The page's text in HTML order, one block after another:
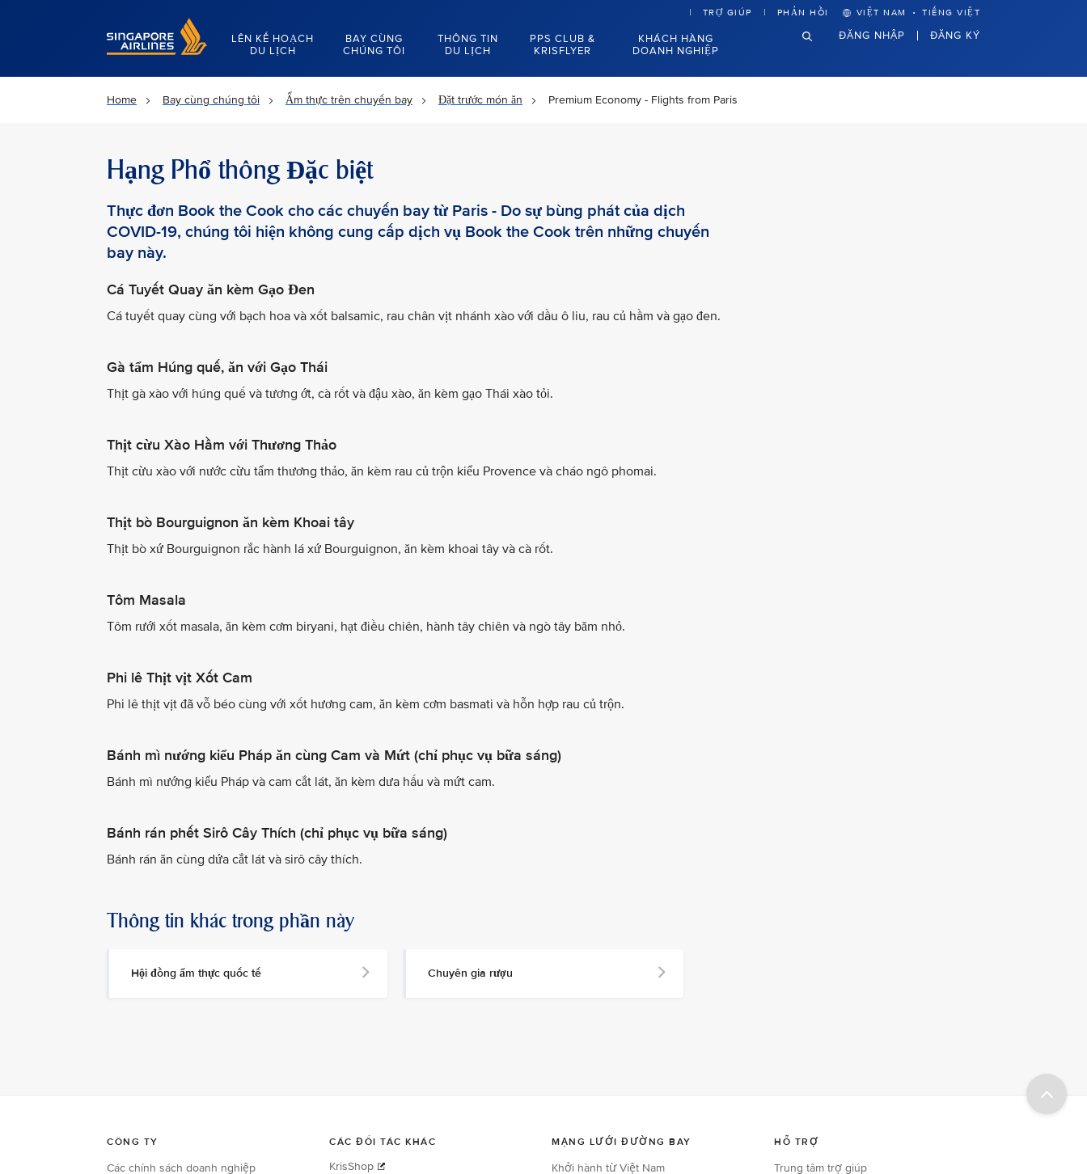
Singapore Airlines Home
LÊN KẾ HOẠCH
DU LỊCH
BAY CÙNG
CHÚNG TÔI
THÔNG TIN
DU LỊCH
PPS CLUB &
KRISFLYER
KHÁCH HÀNG
DOANH NGHIỆP
TRỢ GIÚP PHẢN HỒI VIỆT NAM · TIẾNG VIỆT
ĐĂNG NHẬP ĐĂNG KÝ
Home Bay cùng chúng tôi Ẩm thực trên chuyến bay Đặt trước món ăn Premium Economy - Flights from Paris
Hạng Phổ thông Đặc biệt
Thực đơn Book the Cook cho các chuyến bay từ Paris - Do sự bùng phát của dịch
COVID-19, chúng tôi hiện không cung cấp dịch vụ Book the Cook trên những chuyến
bay này.
Cá Tuyết Quay ăn kèm Gạo Đen
Cá tuyết quay cùng với bạch hoa và xốt balsamic, rau chân vịt nhánh xào với dầu ô liu, rau củ hầm và gạo đen.
Gà tẩm Húng quế, ăn với Gạo Thái
Thịt gà xào với húng quế và tương ớt, cà rốt và đậu xào, ăn kèm gạo Thái xào tỏi.
Thịt cừu Xào Hầm với Thương Thảo
Thịt cừu xào với nước cừu tẩm thương thảo, ăn kèm rau củ trộn kiểu Provence và cháo ngô phomai.
Thịt bò Bourguignon ăn kèm Khoai tây
Thịt bò xứ Bourguignon rắc hành lá xứ Bourguignon, ăn kèm khoai tây và cà rốt.
Tôm Masala
Tôm rưới xốt masala, ăn kèm cơm biryani, hạt điều chiên, hành tây chiên và ngò tây băm nhỏ.
Phi lê Thịt vịt Xốt Cam
Phi lê thịt vịt đã vỗ béo cùng với xốt hương cam, ăn kèm cơm basmati và hỗn hợp rau củ trộn.
Bánh mì nướng kiểu Pháp ăn cùng Cam và Mứt (chỉ phục vụ bữa sáng)
Bánh mì nướng kiểu Pháp và cam cắt lát, ăn kèm dưa hấu và mứt cam.
Bánh rán phết Sirô Cây Thích (chỉ phục vụ bữa sáng)
Bánh rán ăn cùng dứa cắt lát và sirô cây thích.
Thông tin khác trong phần này
Hội đồng ẩm thực quốc tế Chuyên gia rượu